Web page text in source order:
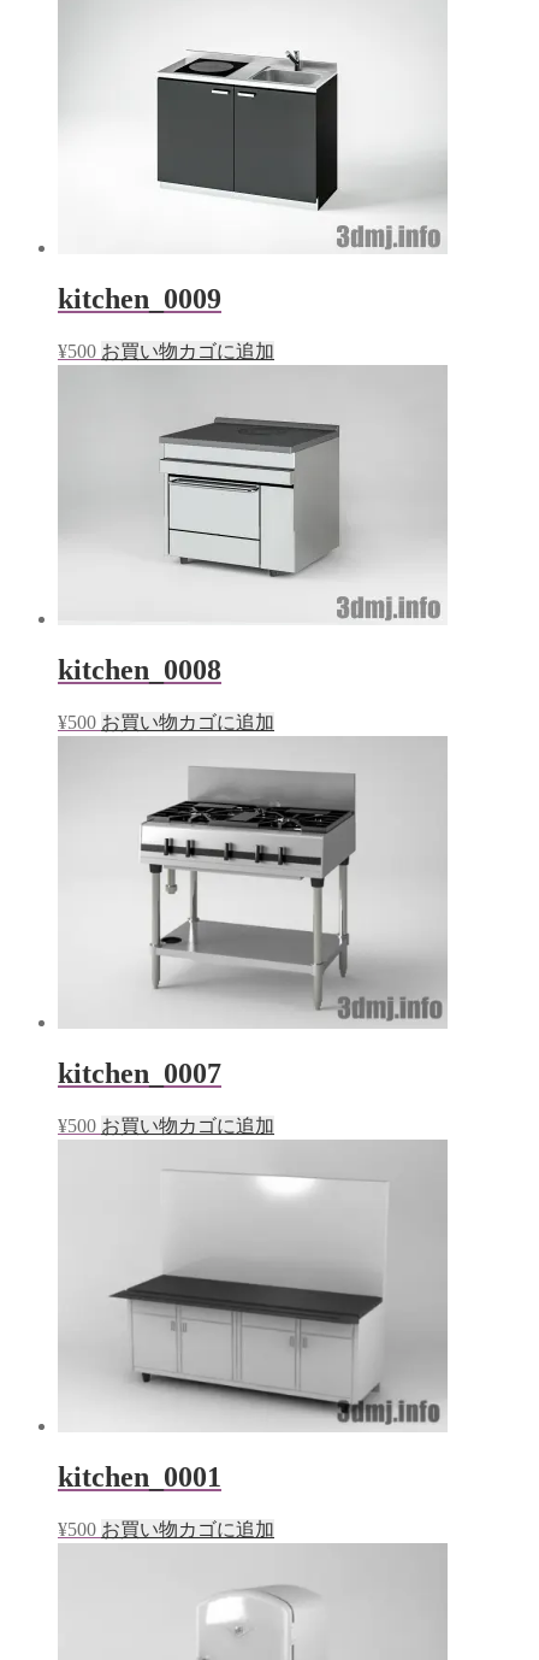
kitchen_0009
¥500 お買い物カゴに追加
kitchen_0008
¥500 お買い物カゴに追加
kitchen_0007
¥500 お買い物カゴに追加
kitchen_0001
¥500 お買い物カゴに追加